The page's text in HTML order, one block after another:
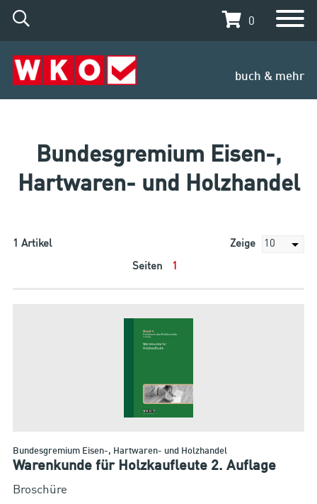
0
buch & mehr
Bundesgremium Eisen-,
Hartwaren- und Holzhandel
1 Artikel
Seiten 1
Zeige
Bundesgremium Eisen-, Hartwaren- und Holzhandel
Warenkunde für Holzkaufleute 2. Auflage
Broschüre